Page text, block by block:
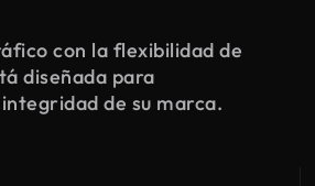
con la flexibilidad de
diseñada para
de su marca.